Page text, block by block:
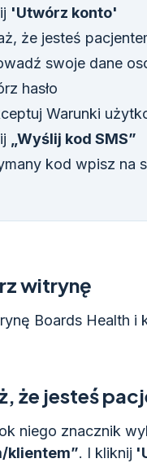
'Utwórz konto'
że jesteś
swoje dane
hasło
Warunki
„Wyślij kod SMS”
kod wpisz na
witrynę
Boards Health i
że jesteś
niego znacznik
klientem”. I kliknij